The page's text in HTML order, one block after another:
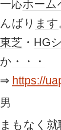
一応ホーム
んばり ます
東芝 ・ HG
か ・・・
⇒ https://
男
まもなく 就